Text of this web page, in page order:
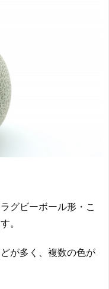
グビーボール形・こ
。
が多く、複数の色が